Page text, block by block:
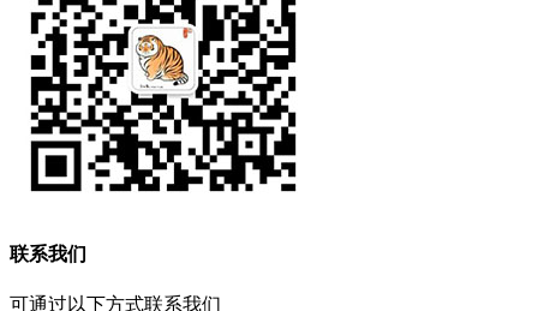
联系我们
可通过以下方式联系我们